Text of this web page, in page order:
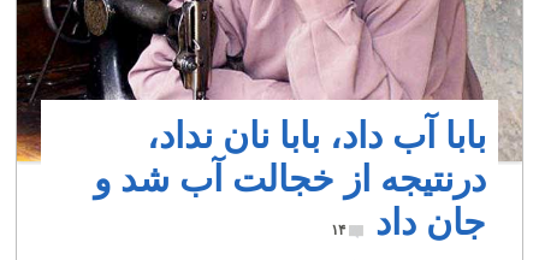
بابا آب داد، بابا نان نداد،
درنتیجه از خجالت آب شد و
جان داد
۱۴